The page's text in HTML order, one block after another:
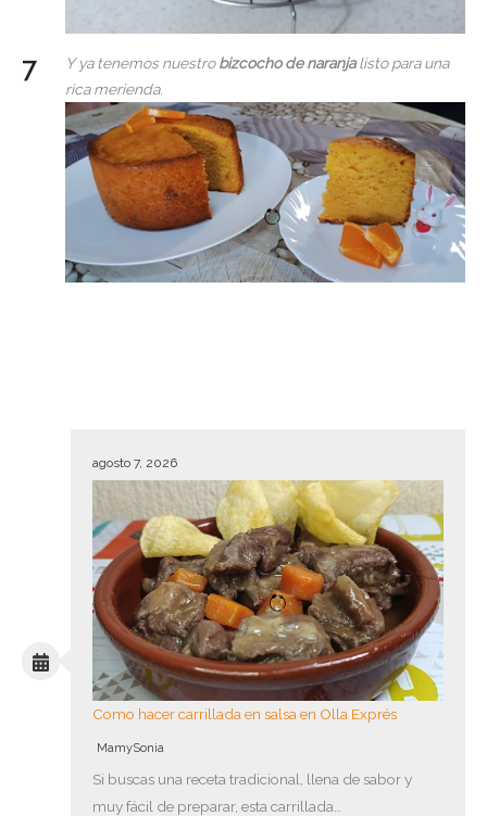
Y ya tenemos nuestrobizcocho de naranjalisto para una
rica merienda.
agosto 7, 2026
Como hacer carrillada en salsa en Olla Exprés
MamySonia
Si buscas una receta tradicional, llena de sabor y
muy fácil de preparar, esta carrillada…